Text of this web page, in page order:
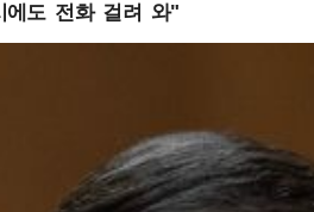
도 전화 걸려 와"